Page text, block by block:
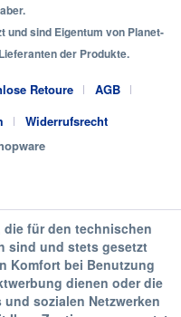
sind Eigentum von Planet-
der Produkte.
Retoure
AGB
Widerrufsrecht
die für den technischen
sind und stets gesetzt
Komfort bei Benutzung
dienen oder die
sozialen Netzwerken